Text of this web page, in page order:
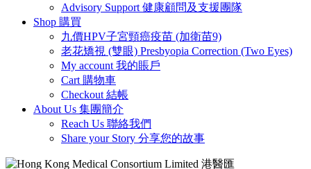
Advisory Support 健康顧問及支援團隊
Shop 購買
九價HPV子宮頸癌疫苗 (加衛苗9)
老花矯視 (雙眼) Presbyopia Correction (Two Eyes)
My account 我的賬戶
Cart 購物車
Checkout 結帳
About Us 集團簡介
Reach Us 聯絡我們
Share your Story 分享您的故事